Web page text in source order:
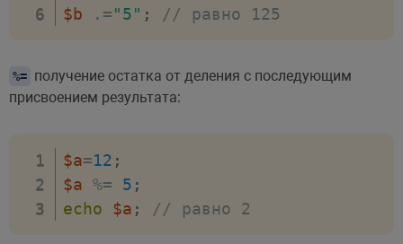
$b
.="5" ; // равно 125
%= получение остатка от деления с последующим
присвоением результата:
$a=12 ;
$a %= 5 ;
echo
$a ; // равно 2